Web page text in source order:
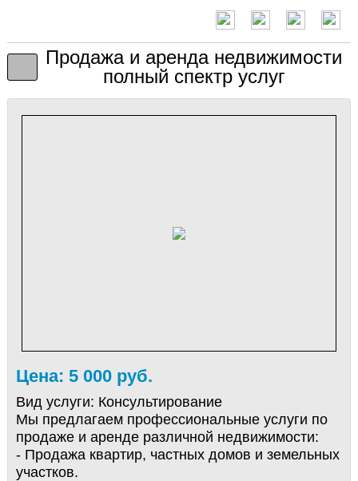
Продажа и аренда недвижимости
полный спектр услуг
Цена: 5 000 руб.
Вид услуги: Консультирование
Мы предлагаем профессиональные услуги по
продаже и аренде различной недвижимости:
- Продажа квартир, частных домов и земельных
участков.